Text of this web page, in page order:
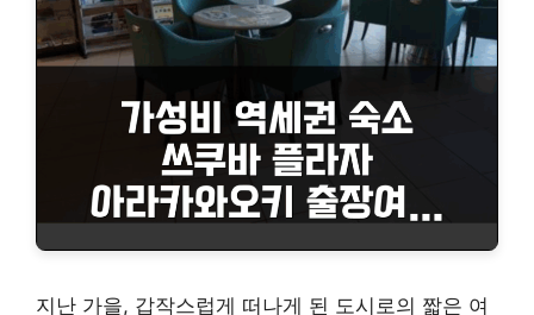
지난 가을, 갑작스럽게 떠나게 된 도시로의 짧은 여